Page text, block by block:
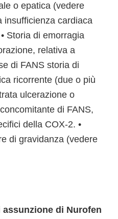
o epatica (vedere
insufficienza cardiaca
Storia di emorragia
relativa a
di FANS storia di
ricorrente (due o più
ulcerazione o
di FANS,
della COX-2. •
di gravidanza (vedere
di Nurofen